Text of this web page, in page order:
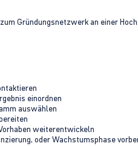
Gründungsnetzwerk an einer
einordnen
auswählen
weiterentwickeln
oder Wachstumsphase